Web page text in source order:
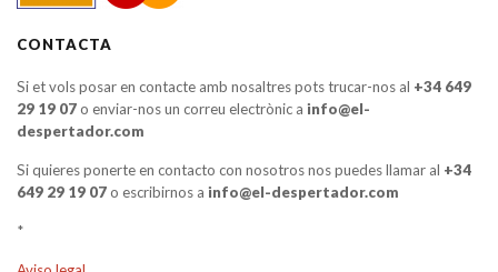
CONTACTA
Si et vols posar en contacte amb nosaltres pots trucar-nos al +34 649
29 19 07o enviar-nos un correu electrònic a info@el-
despertador.com
Si quieres ponerte en contacto con nosotros nos puedes llamar al +34
649 29 19 07o escribirnos a info@el-despertador.com
*